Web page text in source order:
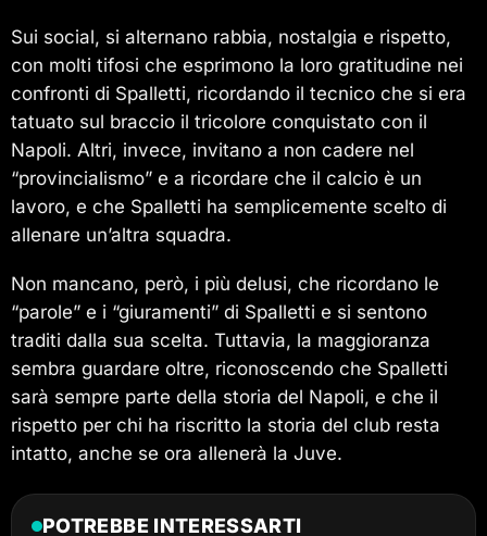
Sui social, si alternano rabbia, nostalgia e rispetto,
con molti tifosi che esprimono la loro gratitudine nei
confronti di Spalletti, ricordando il tecnico che si era
tatuato sul braccio il tricolore conquistato con il
Napoli. Altri, invece, invitano a non cadere nel
“provincialismo” e a ricordare che il calcio è un
lavoro, e che Spalletti ha semplicemente scelto di
allenare un’altra squadra.
Non mancano, però, i più delusi, che ricordano le
“parole” e i “giuramenti” di Spalletti e si sentono
traditi dalla sua scelta. Tuttavia, la maggioranza
sembra guardare oltre, riconoscendo che Spalletti
sarà sempre parte della storia del Napoli, e che il
rispetto per chi ha riscritto la storia del club resta
intatto, anche se ora allenerà la Juve.
POTREBBE INTERESSARTI